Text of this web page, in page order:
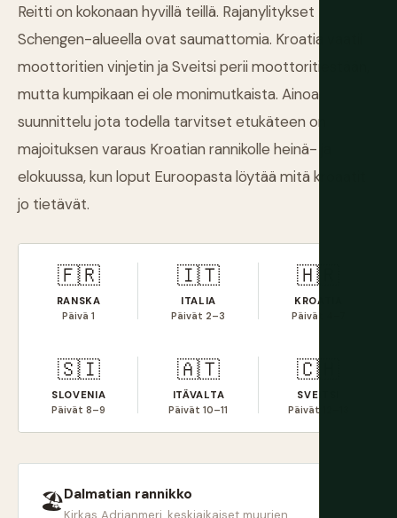
Reitti on kokonaan hyvillä teillä. Rajanylitykset
Schengen-alueella ovat saumattomia. Kroatia vaatii
moottoritien vinjetin ja Sveitsi perii moottoritiestään,
mutta kumpikaan ei ole monimutkaista. Ainoa
suunnittelu jota todella tarvitset etukäteen on
majoituksen varaus Kroatian rannikolle heinä- ja
elokuussa, kun loput Euroopasta löytää mitä kroaatit
jo tietävät.
🇫🇷
RANSKA
Päivä 1
🇮🇹
ITALIA
Päivät 2–3
🇭🇷
KROATIA
Päivät 4–7
🇸🇮
SLOVENIA
Päivät 8–9
🇦🇹
ITÄVALTA
Päivät 10–11
🇨🇭
SVEITSI
Päivät 12–13
🏖Dalmatian rannikko
Kirkas Adrianmeri, keskiaikaiset muurien